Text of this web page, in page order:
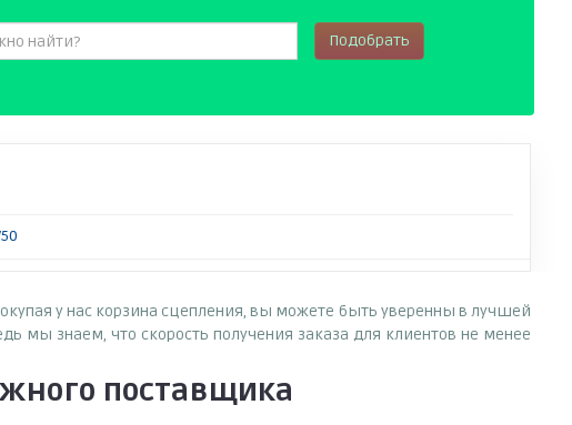
Подобрать
у нас корзина сцепления, вы можете быть уверенны в лучшей
мы знаем, что скорость получения заказа для клиентов не менее
поставщика